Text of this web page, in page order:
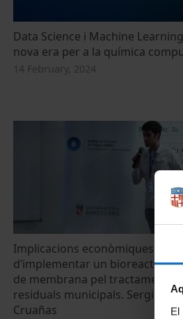
El
Data Science i Machine
nova era per a la química
14 February, 2024
Implicacions econòmiques
d’implementar un bioreactor
de membrana pel tractament
residuals municipals. Sergi
Cruañas